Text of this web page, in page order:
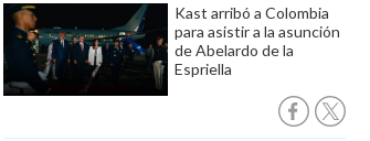
Kast arribó a Colombia
para asistir a la asunción
de Abelardo de la
Espriella